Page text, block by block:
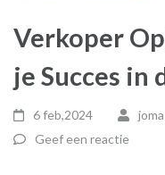
Verkoper
je Succes in
6 feb,2024
Geef een reactie